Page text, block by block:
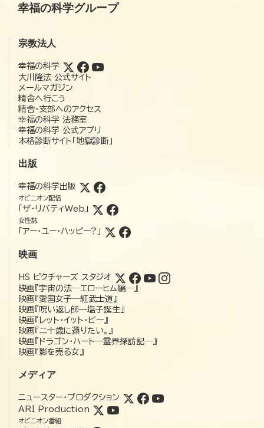
幸福の科学グループ
宗教法人
幸福の科学
大川隆法 公式サイト
メールマガジン
精舎へ行こう
精舎・支部へのアクセス
幸福の科学 法務室
幸福の科学 公式アプリ
本格診断サイト「地獄診断」
出版
幸福の科学出版
オピニオン配信
「ザ・リバティWeb」
女性誌
「アー・ユー・ハッピー?」
映画
HS ピクチャーズ スタジオ
映画『宇宙の法―エローヒム編―』
映画『愛国女子―紅武士道』
映画『呪い返し師—塩子誕生』
映画『レット・イット・ビー』
映画『二十歳に還りたい。』
映画『ドラゴン・ハート―霊界探訪記―』
映画『影を売る女』
メディア
ニュースター・プロダクション
ARI Production
オピニオン番組